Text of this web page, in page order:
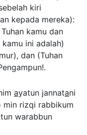
kiri
kepada mereka):
kamu dan
ini adalah)
dan (Tuhan
ayatun jannatani
min rizqi rabbikum
warabbun